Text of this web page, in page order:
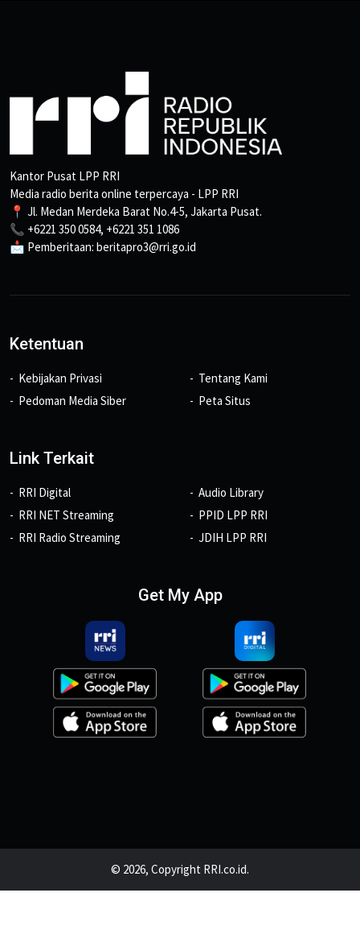
Kantor Pusat LPP RRI
Media radio berita online terpercaya - LPP RRI
📍 Jl. Medan Merdeka Barat No.4-5, Jakarta Pusat.
📞 +6221 350 0584, +6221 351 1086
📩 Pemberitaan: beritapro3@rri.go.id
Ketentuan
Kebijakan Privasi
Pedoman Media Siber
Tentang Kami
Peta Situs
Link Terkait
RRI Digital
RRI NET Streaming
RRI Radio Streaming
Audio Library
PPID LPP RRI
JDIH LPP RRI
Get My App
© 2026, Copyright RRI.co.id.